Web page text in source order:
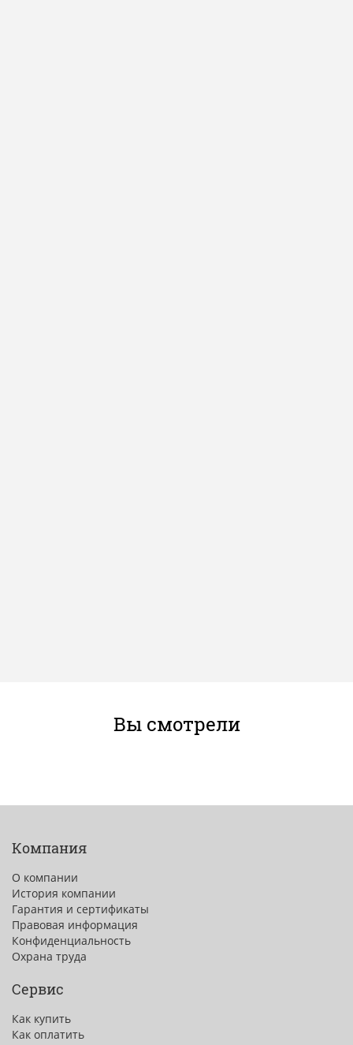
Вы смотрели
Компания
О компании
История компании
Гарантия и сертификаты
Правовая информация
Конфиденциальность
Охрана труда
Сервис
Как купить
Как оплатить